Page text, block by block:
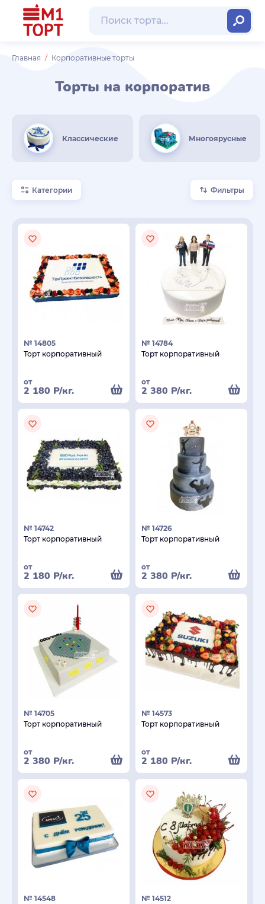
Главная Корпоративные торты
Торты на корпоратив
Классические Многоярусные
Категории Фильтры
№ 14805
Торт корпоративный
от
2 180 Р/кг.
№ 14784
Торт корпоративный
от
2 380 Р/кг.
№ 14742
Торт корпоративный
от
2 180 Р/кг.
№ 14726
Торт корпоративный
от
2 380 Р/кг.
№ 14705
Торт корпоративный
от
2 380 Р/кг.
№ 14573
Торт корпоративный
от
2 180 Р/кг.
№ 14548
№ 14512